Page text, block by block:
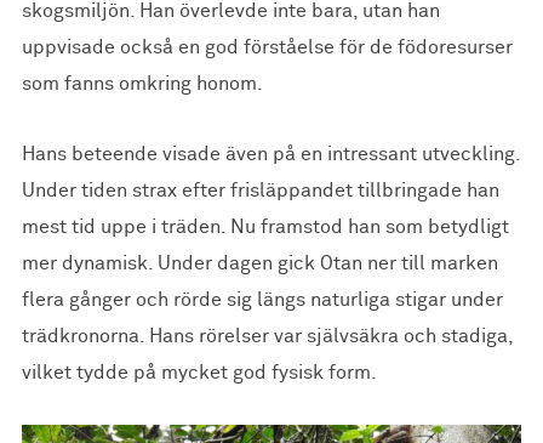
skogsmiljön. Han överlevde inte bara, utan han
uppvisade också en god förståelse för de födoresurser
som fanns omkring honom.
Hans beteende visade även på en intressant utveckling.
Under tiden strax efter frisläppandet tillbringade han
mest tid uppe i träden. Nu framstod han som betydligt
mer dynamisk. Under dagen gick Otan ner till marken
flera gånger och rörde sig längs naturliga stigar under
trädkronorna. Hans rörelser var självsäkra och stadiga,
vilket tydde på mycket god fysisk form.